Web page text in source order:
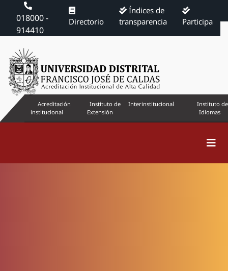
018000 -
914410
Directorio
Índices de
transparencia
Participa
Acreditación
institucional
Instituto de
Extensión
Interinstitucional
Instituto de
Idiomas